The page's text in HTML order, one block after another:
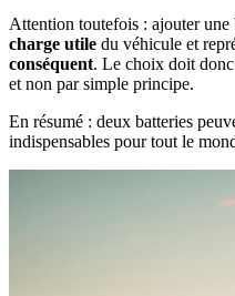
Attention toutefois : ajouter une
charge utile du véhicule et
conséquent. Le choix doit
et non par simple principe.
En résumé : deux batteries
indispensables pour tout le